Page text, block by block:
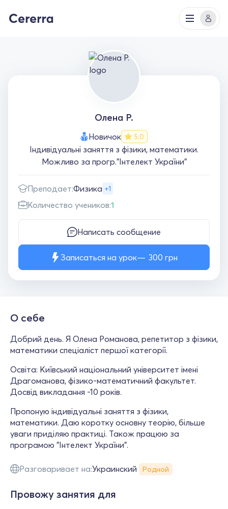
Олена Р.
Новичок 5.0
Індивідуальні заняття з фізики, математики.
Можливо за прогр."Інтелект України"
Преподает:Физика +1
Количество учеников:1
Написать сообщение
Записаться на урок 300 грн
О себе
Добрий день. Я Олена Романова, репетитор з фізики,
математики спеціаліст першої категорії.
Освіта: Київський національний університет імені
Драгоманова, фізико-математичний факультет.
Досвід викладання -10 років.
Пропоную індивідуальні заняття з фізики,
математики. Даю коротку основну теорію, більше
уваги приділяю практиці. Також працюю за
програмою "Інтелект України".
Разговаривает на:Украинский Родной
Провожу занятия для